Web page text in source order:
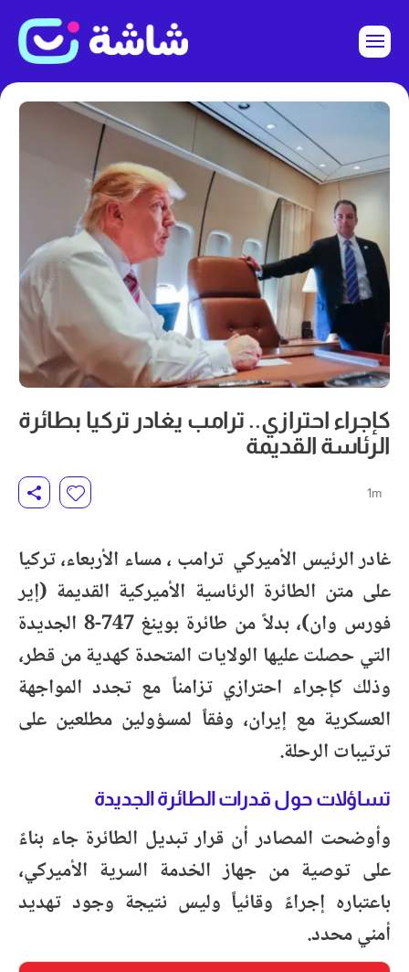
كإجراء احترازي.. ترامب يغادر تركيا بطائرة
الرئاسة القديمة
1m
غادر الرئيس الأميركي ترامب ، مساء الأربعاء، تركيا
على متن الطائرة الرئاسية الأميركية القديمة (إير
فورس وان)، بدلاً من طائرة بوينغ 747-8 الجديدة
التي حصلت عليها الولايات المتحدة كهدية من قطر،
وذلك كإجراء احترازي تزامناً مع تجدد المواجهة
العسكرية مع إيران، وفقاً لمسؤولين مطلعين على
ترتيبات الرحلة.
تساؤلات حول قدرات الطائرة الجديدة
وأوضحت المصادر أن قرار تبديل الطائرة جاء بناءً
على توصية من جهاز الخدمة السرية الأميركي،
باعتباره إجراءً وقائياً وليس نتيجة وجود تهديد
أمني محدد.